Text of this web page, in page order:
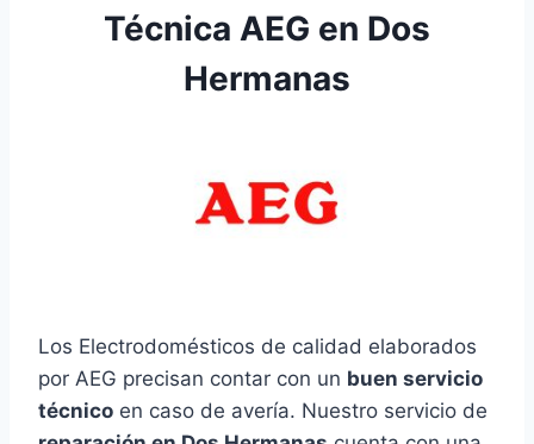
Técnica AEG en Dos
Hermanas
Los Electrodomésticos de calidad elaborados
por AEG precisan contar con un buen servicio
técnico en caso de avería. Nuestro servicio de